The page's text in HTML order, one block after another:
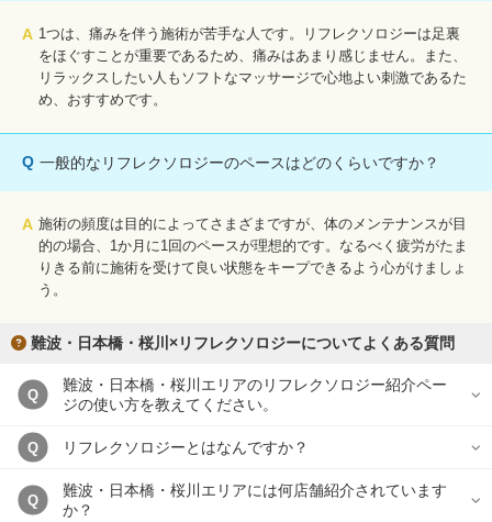
A 1つは、痛みを伴う施術が苦手な人です。リフレクソロジーは足裏
をほぐすことが重要であるため、痛みはあまり感じません。また、
リラックスしたい人もソフトなマッサージで心地よい刺激であるた
め、おすすめです。
Q 一般的なリフレクソロジーのペースはどのくらいですか？
A 施術の頻度は目的によってさまざまですが、体のメンテナンスが目
的の場合、1か月に1回のペースが理想的です。なるべく疲労がたま
りきる前に施術を受けて良い状態をキープできるよう心がけましょ
う。
難波・日本橋・桜川×リフレクソロジーについてよくある質問
Q
難波・日本橋・桜川エリアのリフレクソロジー紹介ペー
ジの使い方を教えてください。
Q リフレクソロジーとはなんですか？
Q
難波・日本橋・桜川エリアには何店舗紹介されています
か？